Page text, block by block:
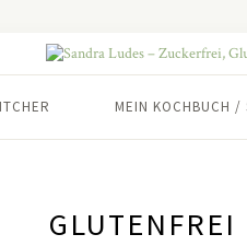
MEIN KOCHBUCH /